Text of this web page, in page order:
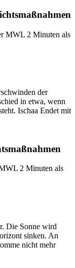
MWL 2 Minuten als
der
in etwa, wenn
Ischaa Endet mit
2 Minuten als
Die Sonne wird
sinken. An
nicht mehr